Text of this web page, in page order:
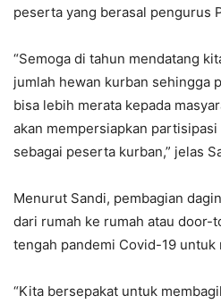
peserta yang berasal pengurus
“Semoga di tahun mendatang
jumlah hewan kurban sehingga
bisa lebih merata kepada
akan mempersiapkan
sebagai peserta kurban,” jelas
Menurut Sandi, pembagian
dari rumah ke rumah atau door-
tengah pandemi Covid-19
“Kita bersepakat untuk